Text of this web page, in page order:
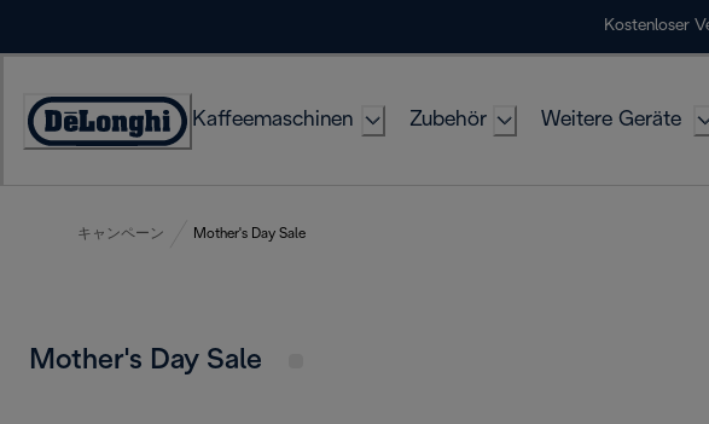
Kostenloser
Erklärung
Kaffeemaschinen Zubehör Weitere Geräte
キャンペーン Mother's Day Sale
Mother's Day Sale